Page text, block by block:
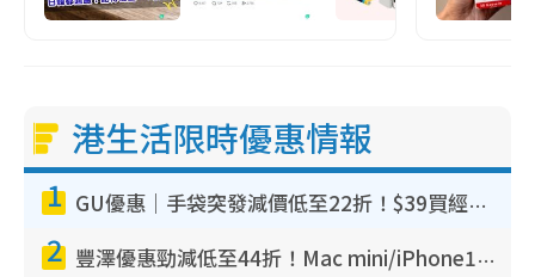
港生活限時優惠情報
1 GU優惠｜手袋突發減價低至22折！$39買經典波士頓包/餃子袋！飾物同步減價$29起！
2 豐澤優惠勁減低至44折！Mac mini/iPhone17Pro大減價！廚房家電$220起